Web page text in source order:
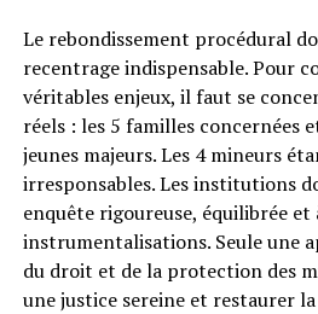
Le rebondissement procédural
recentrage indispensable. Pour
véritables enjeux, il faut se
réels : les 5 familles concernées
jeunes majeurs. Les 4 mineurs
irresponsables. Les institutions
enquête rigoureuse, équilibrée et
instrumentalisations. Seule une
du droit et de la protection des
une justice sereine et restaurer